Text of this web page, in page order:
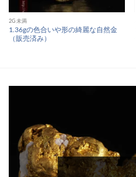
2G未満
1.36gの色合いや形の綺麗な自然金
（販売済み）